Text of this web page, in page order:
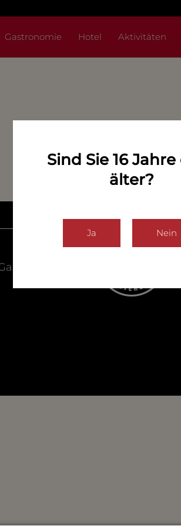
Gastronomie Hotel Aktivitäten
Sind Sie 16
älter?
Ja Nein